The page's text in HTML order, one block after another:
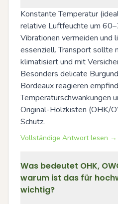
Konstante Temperatur
relative Luftfeuchte um
Vibrationen vermeiden und
essenziell. Transport sollte
klimatisiert und mit
Besonders delicate
Bordeaux reagieren
Temperaturschwankungen
Original-Holzkisten (OHK/
Schutz.
Vollständige Antwort lesen →
Was bedeutet OHK,
warum ist das für
wichtig?